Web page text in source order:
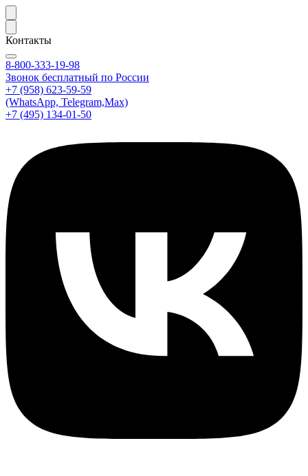
Контакты
8-800-333-19-98
Звонок бесплатный по России
+7 (958) 623-59-59
(WhatsApp, Telegram,Max)
+7 (495) 134-01-50